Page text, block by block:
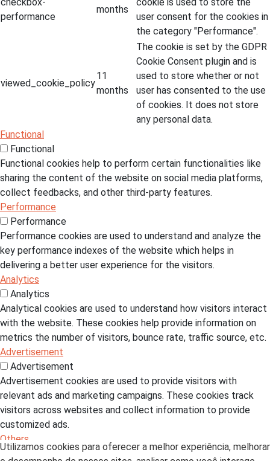
Utilizamos cookies para oferecer a melhor experiência, melhorar
performance
months
user consent for the cookies in
the category "Performance".
viewed_cookie_policy
11
months
The cookie is set by the GDPR
Cookie Consent plugin and is
used to store whether or not
user has consented to the use
of cookies. It does not store
any personal data.
Functional
Functional
Functional cookies help to perform certain functionalities like
sharing the content of the website on social media platforms,
collect feedbacks, and other third-party features.
Performance
Performance
Performance cookies are used to understand and analyze the
key performance indexes of the website which helps in
delivering a better user experience for the visitors.
Analytics
Analytics
Analytical cookies are used to understand how visitors interact
with the website. These cookies help provide information on
metrics the number of visitors, bounce rate, traffic source, etc.
Advertisement
Advertisement
Advertisement cookies are used to provide visitors with
relevant ads and marketing campaigns. These cookies track
visitors across websites and collect information to provide
customized ads.
Others
Others